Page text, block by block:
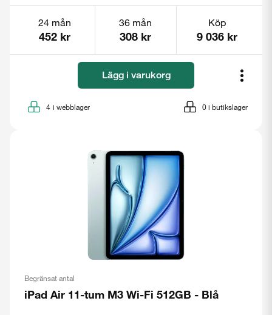
24 mån
452 kr
36 mån
308 kr
Köp
9 036 kr
Lägg i varukorg
4 i webblager 0 i butikslager
Begränsat antal
iPad Air 11-tum M3 Wi-Fi 512GB - Blå